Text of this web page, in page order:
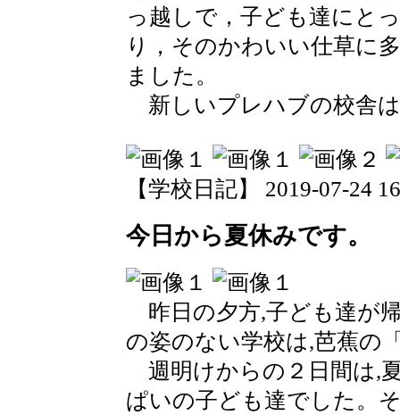
っ越しで，子ども達にと
り，そのかわいい仕草に
ました。
新しいプレハブの校舎
【学校日記】 2019-07-24
今日から夏休みです。
昨日の夕方,子ども達が
の姿のない学校は,芭蕉の
週明けからの２日間は,
ぱいの子ども達でした。